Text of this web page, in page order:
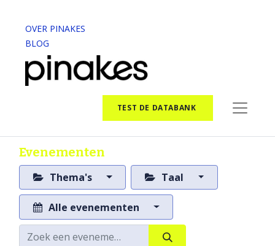
OVER PINAKES
BLOG
TEST DE DATABANK
Evenementen
Thema's Taal
Alle evenementen